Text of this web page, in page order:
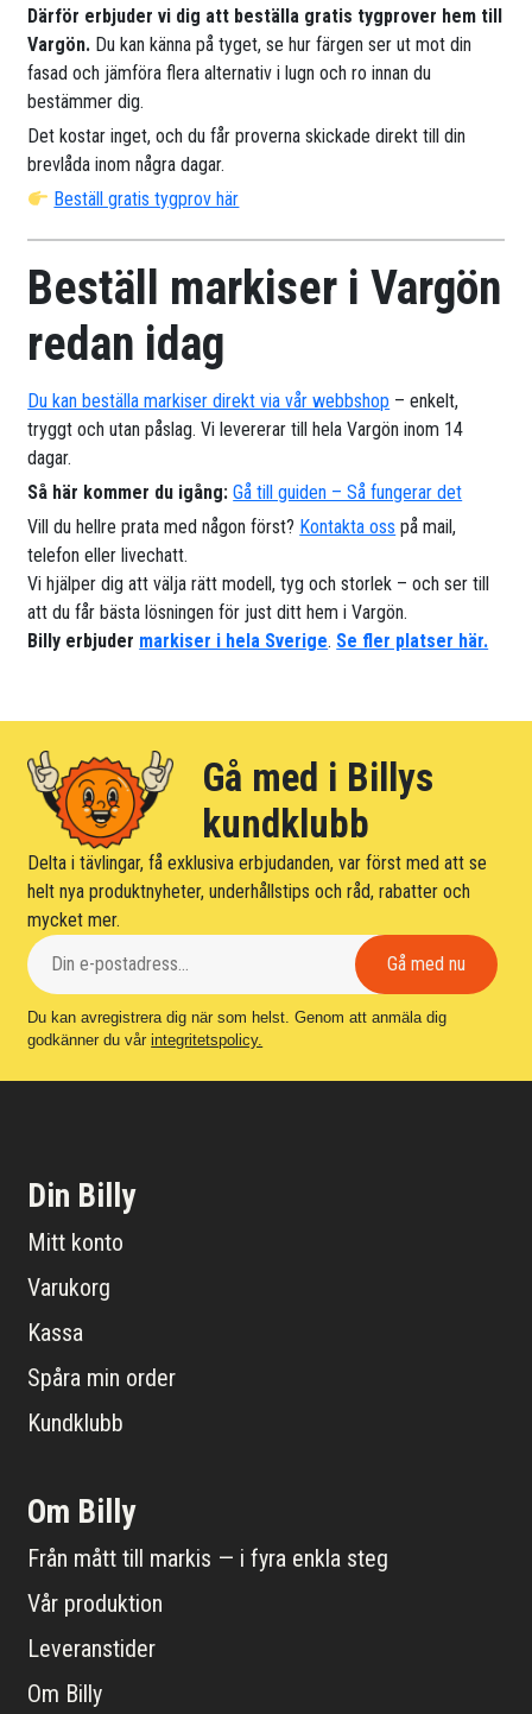
Därför erbjuder vi dig att beställa gratis tygprover hem till
Vargön. Du kan känna på tyget, se hur färgen ser ut mot din
fasad och jämföra flera alternativ i lugn och ro innan du
bestämmer dig.
Det kostar inget, och du får proverna skickade direkt till din
brevlåda inom några dagar.
Beställ gratis tygprov här
Beställ markiser i Vargön
redan idag
Du kan beställa markiser direkt via vår webbshop – enkelt,
tryggt och utan påslag. Vi levererar till hela Vargön inom 14
dagar.
Så här kommer du igång: Gå till guiden – Så fungerar det
Vill du hellre prata med någon först? Kontakta oss på mail,
telefon eller livechatt.
Vi hjälper dig att välja rätt modell, tyg och storlek – och ser till
att du får bästa lösningen för just ditt hem i Vargön.
Billy erbjuder markiser i hela Sverige. Se fler platser här.
Gå med i Billys
kundklubb
Delta i tävlingar, få exklusiva erbjudanden, var först med att se
helt nya produktnyheter, underhållstips och råd, rabatter och
mycket mer.
Du kan avregistrera dig när som helst. Genom att anmäla dig
godkänner du vårintegritetspolicy.
Din Billy
Mitt konto
Varukorg
Kassa
Spåra min order
Kundklubb
Om Billy
Från mått till markis — i fyra enkla steg
Vår produktion
Leveranstider
Om Billy